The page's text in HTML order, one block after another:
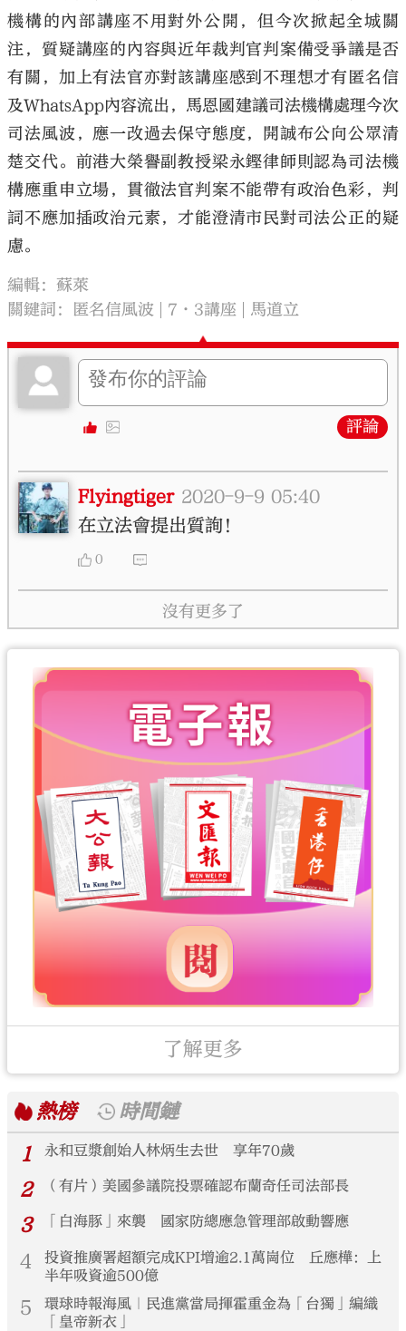
機構的內部講座不用對外公開，但今次掀起全城關
注，質疑講座的內容與近年裁判官判案備受爭議是否
有關，加上有法官亦對該講座感到不理想才有匿名信
及WhatsApp內容流出，馬恩國建議司法機構處理今次
司法風波，應一改過去保守態度，開誠布公向公眾清
楚交代。前港大榮譽副教授梁永鏗律師則認為司法機
構應重申立場，貫徹法官判案不能帶有政治色彩，判
詞不應加插政治元素，才能澄清市民對司法公正的疑
慮。
編輯：蘇萊
關鍵詞：
匿名信風波 7·3講座 馬道立
評論
Flyingtiger 2020-9-9 05:40
在立法會提出質詢！
0
沒有更多了
了解更多
熱榜
時間鏈
1
永和豆漿創始人林炳生去世 享年70歲
2 （有片）美國參議院投票確認布蘭奇任司法部長
3 「白海豚」來襲 國家防總應急管理部啟動響應
4
投資推廣署超額完成KPI增逾2.1萬崗位 丘應樺：上
半年吸資逾500億
5
環球時報海風｜民進黨當局揮霍重金為「台獨」編織
「皇帝新衣」